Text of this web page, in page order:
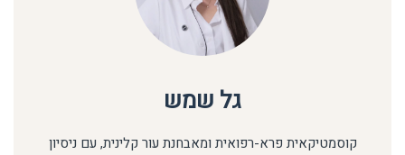
גל שמש
קוסמטיקאית פרא-רפואית ומאבחנת עור קלינית, עם ניסיון